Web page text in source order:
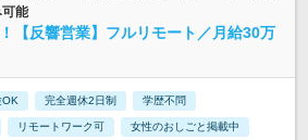
能
【反響営業】フルリモート／月給30万
OK 完全週休2日制 学歴不問
リモートワーク可 女性のおしごと掲載中